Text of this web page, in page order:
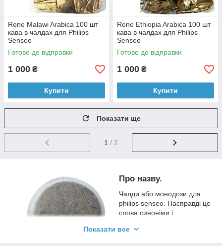
Rene Malawi Arabica 100 шт
кава в чалдах для Philips
Senseo
Готово до відправки
1 000 ₴
Купити
Rene Ethiopia Arabica 100 шт
кава в чалдах для Philips
Senseo
Готово до відправки
1 000 ₴
Купити
Показати ще
1 / 2
Про назву.
Чалди або монодози для
philips senseo. Насправді це
слова синоніми і
кави у спеціальному фільтр-
Показати все